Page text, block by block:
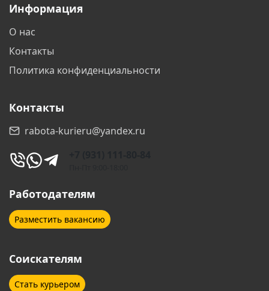
Воскресенск
Екатеринбург
Железнодорожный
Звенигород
Иркутск
Калуга
Информация
О нас
Контакты
Политика конфиденциальности
Контакты
rabota-kurieru@yandex.ru
Работодателям
Разместить вакансию
Соискателям
Стать курьером